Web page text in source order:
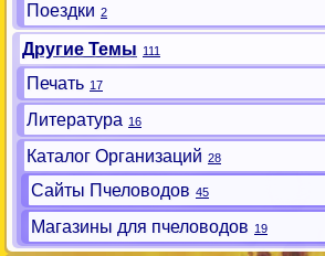
Поездки 2
Другие Темы 111
Печать 17
Литература 16
Каталог Организаций 28
Сайты Пчеловодов 45
Магазины для пчеловодов 19